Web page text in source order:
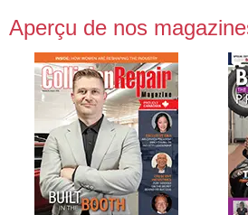
Aperçu de nos